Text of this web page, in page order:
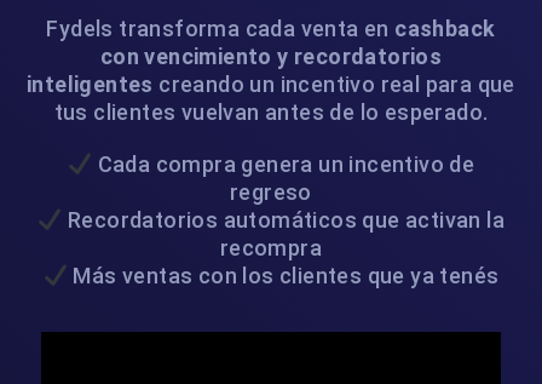
Fydels transforma cada venta en cashback
con vencimiento y recordatorios
inteligentes creando un incentivo real para que
tus clientes vuelvan antes de lo esperado.
Cada compra genera un incentivo de
regreso
Recordatorios automáticos que activan la
recompra
Más ventas con los clientes que ya tenés